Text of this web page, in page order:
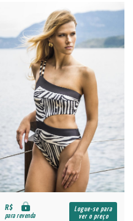
R$
para revenda
Logue-se para
ver o preço